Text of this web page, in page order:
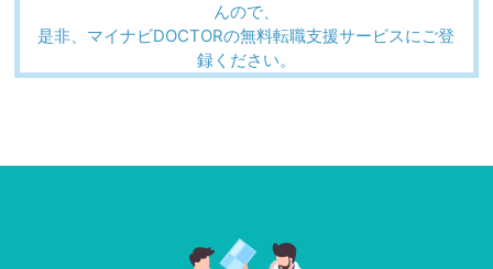
んので、
是非、マイナビDOCTORの無料転職支援サービスにご登
録ください。